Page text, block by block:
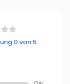
0 von 5